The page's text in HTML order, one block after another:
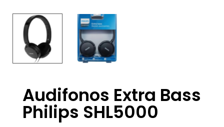
Audifonos Extra Bass
Philips SHL5000